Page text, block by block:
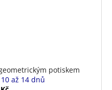
potiskem
až 14 dnů